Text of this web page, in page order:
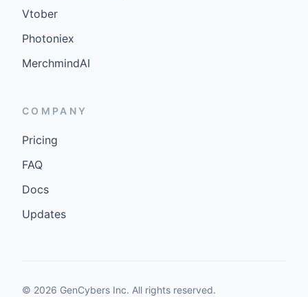
Vtober
Photoniex
MerchmindAI
COMPANY
Pricing
FAQ
Docs
Updates
© 2026 GenCybers Inc. All rights reserved.